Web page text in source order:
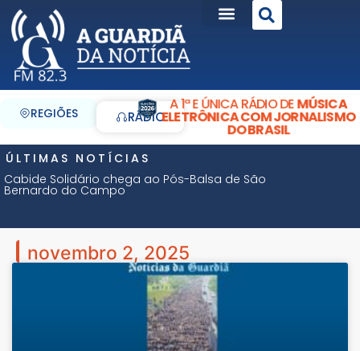
REGIÕES RÁDIO
A 1ª E ÚNICA RÁDIO DEMÚSICA
ELETRÔNICA COM JORNALISMO
DO BRASIL
ÚLTIMAS NOTÍCIAS
Cabide Solidário chega ao Pós-Balsa de São
Bernardo do Campo
novembro 2, 2025